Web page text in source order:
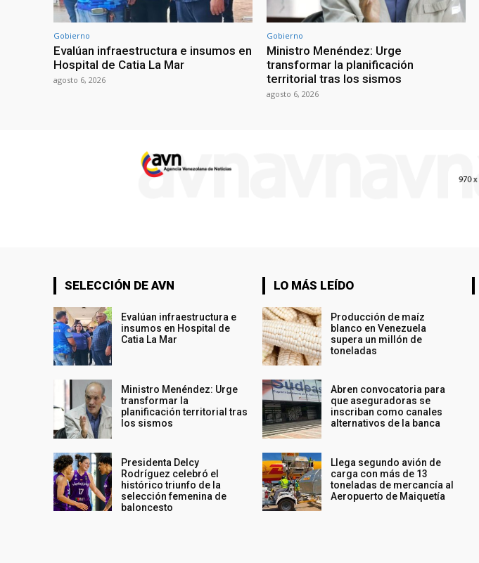
Gobierno
Evalúan infraestructura e insumos en
Hospital de Catia La Mar
agosto 6, 2026
Gobierno
Ministro Menéndez: Urge
transformar la planificación
territorial tras los sismos
agosto 6, 2026
SELECCIÓN DE AVN
Evalúan infraestructura e
insumos en Hospital de
Catia La Mar
Ministro Menéndez: Urge
transformar la
planificación territorial tras
los sismos
Presidenta Delcy
Rodríguez celebró el
histórico triunfo de la
selección femenina de
baloncesto
LO MÁS LEÍDO
Producción de maíz
blanco en Venezuela
supera un millón de
toneladas
Abren convocatoria para
que aseguradoras se
inscriban como canales
alternativos de la banca
Llega segundo avión de
carga con más de 13
toneladas de mercancía al
Aeropuerto de Maiquetía